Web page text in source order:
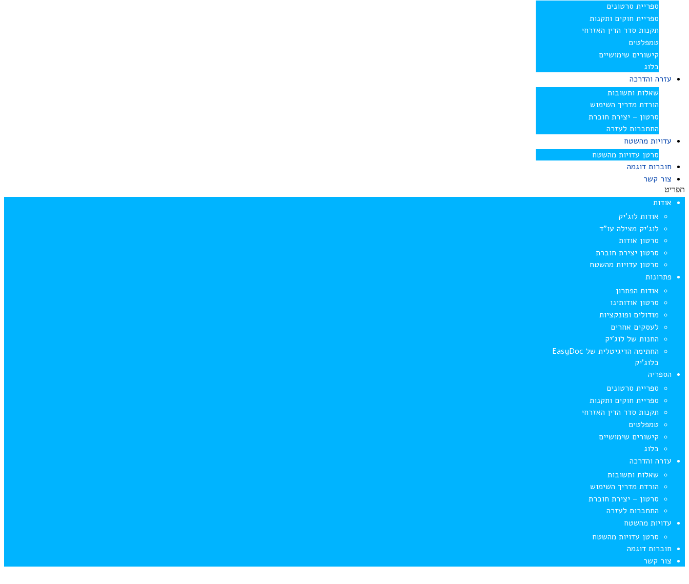
ספריית סרטונים
ספריית חוקים ותקנות
תקנות סדר הדין האזרחי
טמפלטים
קישורים שימושיים
בלוג
עזרה והדרכה
שאלות ותשובות
הורדת מדריך השימוש
סרטון – יצירת חוברת
התחברות לעזרה
עדויות מהשטח
סרטן עדויות מהשטח
חוברות דוגמה
צור קשר
תפריט
אודות
אודות לוג’יק
לוג’יק מצילה עו”ד
סרטון אודות
סרטון יצירת חוברת
סרטון עדויות מהשטח
פתרונות
אודות הפתרון
סרטון אודותינו
מודולים ופונקציות
לעסקים אחרים
החנות של לוג’יק
החתימה הדיגיטלית של EasyDoc
בלוג’יק
הספריה
ספריית סרטונים
ספריית חוקים ותקנות
תקנות סדר הדין האזרחי
טמפלטים
קישורים שימושיים
בלוג
עזרה והדרכה
שאלות ותשובות
הורדת מדריך השימוש
סרטון – יצירת חוברת
התחברות לעזרה
עדויות מהשטח
סרטן עדויות מהשטח
חוברות דוגמה
צור קשר